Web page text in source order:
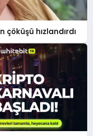
çöküşü hızlandırdı